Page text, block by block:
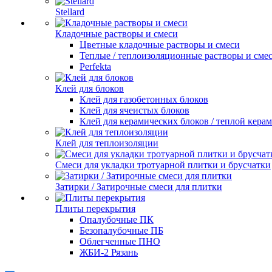
Stellard
Кладочные растворы и смеси
Цветные кладочные растворы и смеси
Теплые / теплоизоляционные растворы и
Perfekta
Клей для блоков
Клей для газобетонных блоков
Клей для ячеистых блоков
Клей для керамических блоков / теплой
Клей для теплоизоляции
Смеси для укладки тротуарной плитки и брусчатки
Затирки / Затирочные смеси для плитки
Плиты перекрытия
Опалубочные ПК
Безопалубочные ПБ
Облегченные ПНО
ЖБИ-2 Рязань